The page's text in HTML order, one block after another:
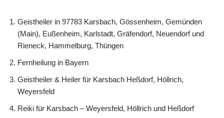
Geistheiler in 97783 Karsbach, Gössenheim, Gemünden
(Main), Eußenheim, Karlstadt, Gräfendorf, Neuendorf und
Rieneck, Hammelburg, Thüngen
Fernheilung in Bayern
Geistheiler & Heiler für Karsbach Heßdorf, Höllrich,
Weyersfeld
Reiki für Karsbach – Weyersfeld, Höllrich und Heßdorf